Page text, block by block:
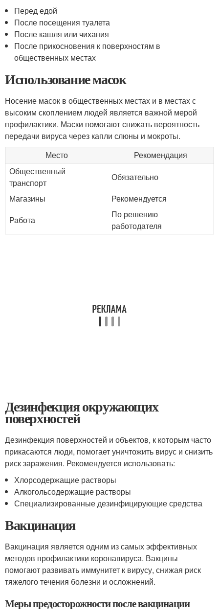
Перед едой
После посещения туалета
После кашля или чихания
После прикосновения к поверхностям в
общественных местах
Использование масок
Носение масок в общественных местах и в местах с
высоким скоплением людей является важной мерой
профилактики. Маски помогают снижать вероятность
передачи вируса через капли слюны и мокроты.
Место
Рекомендация
Общественный
транспорт
Обязательно
Магазины
Рекомендуется
Работа
По решению
работодателя
Дезинфекция окружающих
поверхностей
Дезинфекция поверхностей и объектов, к которым часто
прикасаются люди, помогает уничтожить вирус и снизить
риск заражения. Рекомендуется использовать:
Хлорсодержащие растворы
Алкогольсодержащие растворы
Специализированные дезинфицирующие средства
Вакцинация
Вакцинация является одним из самых эффективных
методов профилактики коронавируса. Вакцины
помогают развивать иммунитет к вирусу, снижая риск
тяжелого течения болезни и осложнений.
Меры предосторожности после вакцинации